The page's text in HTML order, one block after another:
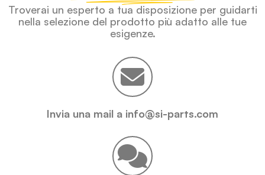
Troverai un esperto a tua disposizione per guidarti
nella selezione del prodotto più adatto alle tue
esigenze.
Invia una mail a info@si-parts.com